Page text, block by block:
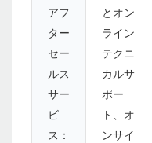
アフ
ター
セー
ルス
サー
ビ
ス：
とオン
ライン
テクニ
カルサ
ポー
ト、オ
ンサイ